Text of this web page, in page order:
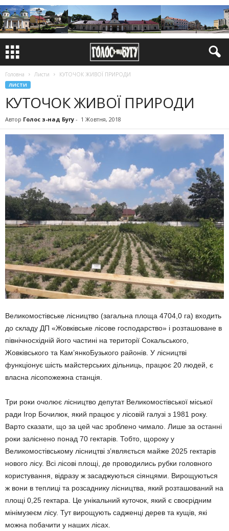
Головна Листи КУТОЧОК ЖИВОЇ ПРИРОДИ
ЛИСТИ
КУТОЧОК ЖИВОЇ ПРИРОДИ
Автор Голос з-над Бугу - 1 Жовтня, 2018
Великомостівське лісництво (загальна площа 4704,0 га) входить
до складу ДП «Жовківське лісове господарство» і розташоване в
північносхідній його частині на території Сокальського,
Жовківського та Кам’янкоБузького районів. У лісництві
функціонує шість майстерських дільниць, працює 20 людей, є
власна лісопожежна станція.
Три роки очолює лісництво депутат Великомостівської міської
ради Ігор Бочилюк, який працює у лісовій галузі з 1981 року.
Варто сказати, що за цей час зроблено чимало. Лише за останні
роки заліснено понад 70 гектарів. Тобто, щороку у
Великомостівському лісництві з’являється майже 2025 гектарів
нового лісу. Всі лісові площі, де проводились рубки головного
користування, відразу ж засаджуються сіянцями. Вирощуються
ж вони в теплиці та розсаднику лісництва, який розташований на
площі 0,25 гектара. Це унікальний куточок, який є своєрідним
мінімузеєм лісу. Тут вирощують садженці дерев та кущів, які
можна побачити у наших лісах.